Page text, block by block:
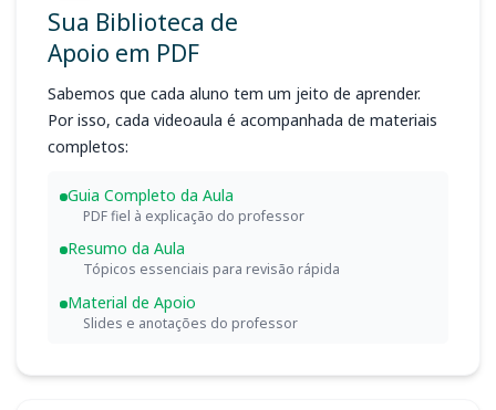
Sua Biblioteca de
Apoio em PDF
Sabemos que cada aluno tem um jeito de aprender.
Por isso, cada videoaula é acompanhada de materiais
completos:
Guia Completo da Aula
PDF fiel à explicação do professor
Resumo da Aula
Tópicos essenciais para revisão rápida
Material de Apoio
Slides e anotações do professor